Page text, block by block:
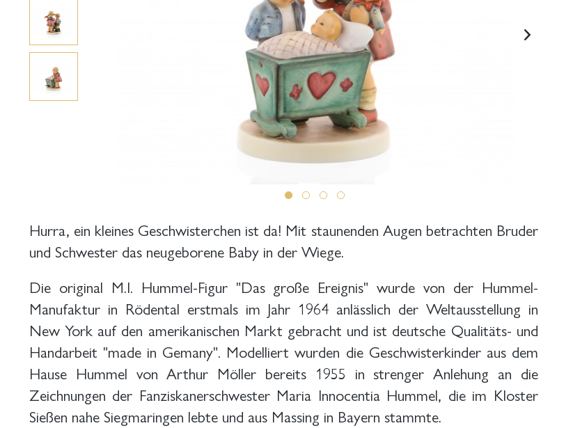
Hurra, ein kleines Geschwisterchen ist da! Mit staunenden Augen betrachten Bruder
und Schwester das neugeborene Baby in der Wiege.
Die original M.I. Hummel-Figur "Das große Ereignis" wurde von der Hummel-
Manufaktur in Rödental erstmals im Jahr 1964 anlässlich der Weltausstellung in
New York auf den amerikanischen Markt gebracht und ist deutsche Qualitäts- und
Handarbeit "made in Gemany". Modelliert wurden die Geschwisterkinder aus dem
Hause Hummel von Arthur Möller bereits 1955 in strenger Anlehung an die
Zeichnungen der Fanziskanerschwester Maria Innocentia Hummel, die im Kloster
Sießen nahe Siegmaringen lebte und aus Massing in Bayern stammte.